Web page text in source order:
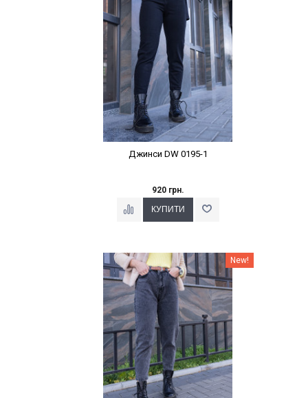
Джинси DW 0195-1
920 грн.
Наклейки Варіант з % New!